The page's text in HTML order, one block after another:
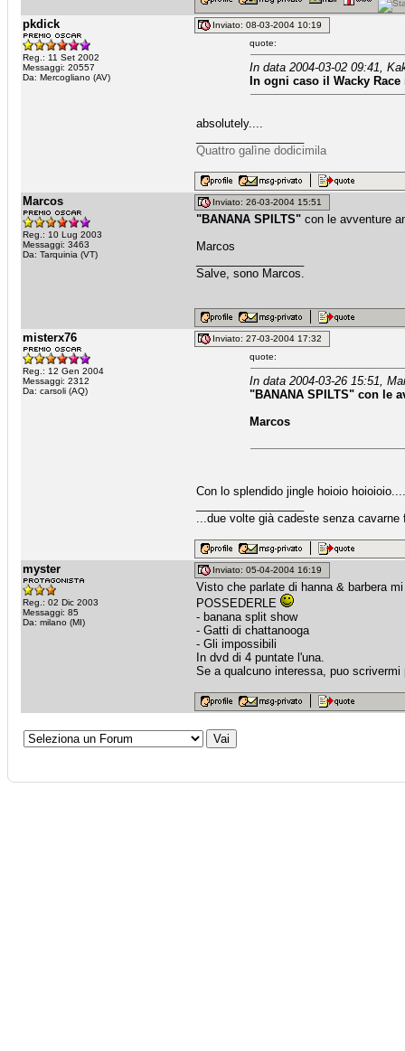
pkdick
Reg.: 11 Set 2002
Messaggi: 20557
Da: Mercogliano (AV)
Inviato: 08-03-2004 10:19
quote:
In data 2004-03-02 09:41,
In ogni caso il Wacky
absolutely....
Quattro galìne dodicimila
Marcos
Reg.: 10 Lug 2003
Messaggi: 3463
Da: Tarquinia (VT)
Inviato: 26-03-2004 15:51
"BANANA SPILTS" con le avventure
Marcos
Salve, sono Marcos.
misterx76
Reg.: 12 Gen 2004
Messaggi: 2312
Da: carsoli (AQ)
Inviato: 27-03-2004 17:32
quote:
In data 2004-03-26 15:51,
"BANANA SPILTS" con le
Marcos
Con lo splendido jingle hoioio
...due volte già cadeste senza
myster
Reg.: 02 Dic 2003
Messaggi: 85
Da: milano (MI)
Inviato: 05-04-2004 16:19
Visto che parlate di hanna & barbera
POSSEDERLE
- banana split show
- Gatti di chattanooga
- Gli impossibili
In dvd di 4 puntate l'una.
Se a qualcuno interessa, puo scrivermi